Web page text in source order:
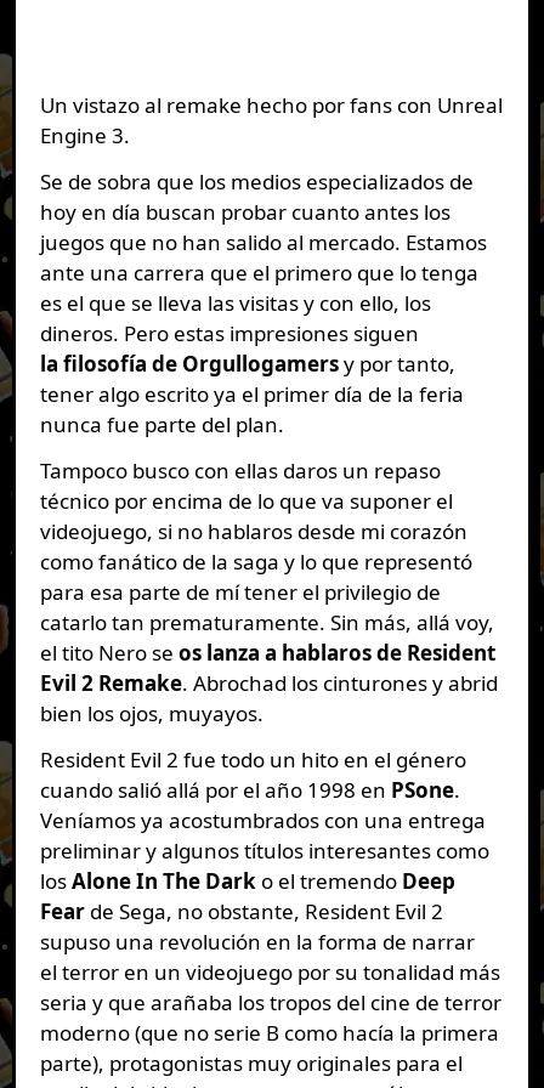
Un vistazo al remake hecho por fans con Unreal
Engine 3.
Se de sobra que los medios especializados de
hoy en día buscan probar cuanto antes los
juegos que no han salido al mercado. Estamos
ante una carrera que el primero que lo tenga
es el que se lleva las visitas y con ello, los
dineros. Pero estas impresiones siguen
la filosofía de Orgullogamersy por tanto,
tener algo escrito ya el primer día de la feria
nunca fue parte del plan.
Tampoco busco con ellas daros un repaso
técnico por encima de lo que va suponer el
videojuego, si no hablaros desde mi corazón
como fanático de la saga y lo que representó
para esa parte de mí tener el privilegio de
catarlo tan prematuramente. Sin más, allá voy,
el tito Nero se os lanza a hablaros de Resident
Evil 2 Remake. Abrochad los cinturones y abrid
bien los ojos, muyayos.
Resident Evil 2 fue todo un hito en el género
cuando salió allá por el año 1998 en PSone.
Veníamos ya acostumbrados con una entrega
preliminar y algunos títulos interesantes como
losAlone In The Dark o el tremendo Deep
Fearde Sega, no obstante, Resident Evil 2
supuso una revolución en la forma de narrar
el terror en un videojuego por su tonalidad más
seria y que arañaba los tropos del cine de terror
moderno (que no serie B como hacía la primera
parte), protagonistas muy originales para el